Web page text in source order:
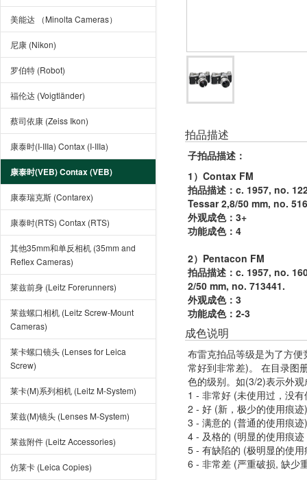
美能达 （Minolta Cameras）
尼康 (Nikon)
罗伯特 (Robot)
福伦达 (Voigtländer)
蔡司依康 (Zeiss Ikon)
康泰时(I-IIIa) Contax (I-IIIa)
康泰时(VEB) Contax (VEB)
康泰瑞克斯 (Contarex)
康泰时(RTS) Contax (RTS)
其他35mm和单反相机 (35mm and
Reflex Cameras)
莱兹前身 (Leitz Forerunners)
莱兹螺口相机 (Leitz Screw-Mount
Cameras)
莱卡螺口镜头 (Lenses for Leica
Screw)
莱卡(M)系列相机 (Leitz M-System)
莱兹(M)镜头 (Lenses M-System)
莱兹附件 (Leitz Accessories)
仿莱卡 (Leica Copies)
拍品描述
子拍品描述 ：
1）Contax FM
拍品描述：c. 1957, no.
Tessar 2,8/50 mm, no.
外观成色：3+
功能成色：4
2）Pentacon FM
拍品描述：c. 1957, no.
2/50 mm, no. 713441.
外观成色：3
功能成色：2-3
成色说明
布雷克拍品等级是为了方
常好到非常差)。 在目录图
色的级别。如(3/2)表示外
1 - 非常好 (未使用过，没
2 - 好 (新，极少的使用痕迹)
3 - 满意的 (普通的使用痕迹)
4 - 及格的 (明显的使用痕
5 - 有缺陷的 (极明显的使
6 - 非常差 (严重破损, 缺少